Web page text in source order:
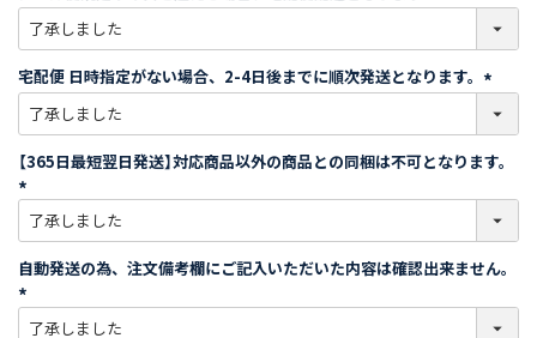
)
必
須
)
宅配便 日時指定がない場合、2-4日後までに順次発送となります。
必
須
)
【365日最短翌日発送】対応商品以外の商品との同梱は不可となります。
必
須
)
自動発送の為、注文備考欄にご記入いただいた内容は確認出来ません。